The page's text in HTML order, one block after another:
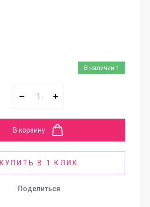
В наличии 1
В корзину
КУПИТЬ В 1 КЛИК
Поделиться